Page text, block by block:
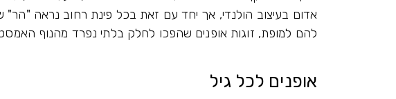
אדום בעיצוב הולנדי, אך יחד עם זאת בכל פינת רחוב נראה "הר"
להם למופת, זוגות אופנים שהפכו לחלק בלתי נפרד מהנוף
אופנים לכל גיל